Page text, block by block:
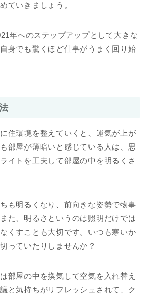
ていきましょう。
年へのステップアップとして大きな
身でも驚くほど仕事がうまく回り始
住環境を整えていくと、運気が上が
部屋が薄暗いと感じている人は、思
イトを工夫して部屋の中を明るくさ
も明るくなり、前向きな姿勢で物事
た、明るさというのは照明だけでは
くすことも大切です。いつも寒いか
っていたりしませんか？
部屋の中を換気して空気を入れ替え
と気持ちがリフレッシュされて、ク